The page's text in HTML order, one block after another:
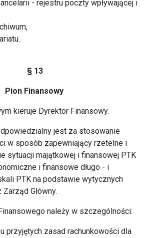
- rejestru poczty wpływającej i
§ 13
Pion Finansowy
kieruje Dyrektor Finansowy.
jest za stosowanie
w sposób zapewniający rzetelne i
sytuacji majątkowej i finansowej PTK
i finansowe długo - i
PTK na podstawie wytycznych
Główny.
należy w szczególności:
zasad rachunkowości dla